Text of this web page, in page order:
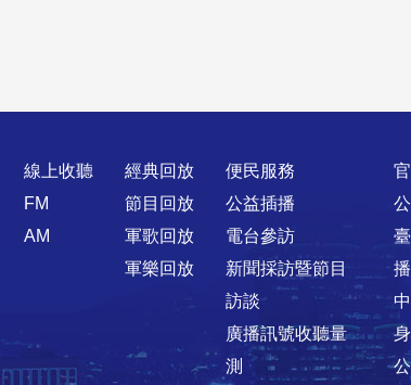
線上收聽
FM
AM
經典回放
節目回放
軍歌回放
軍樂回放
便民服務
公益插播
電台參訪
新聞採訪暨節目
訪談
廣播訊號收聽量
測